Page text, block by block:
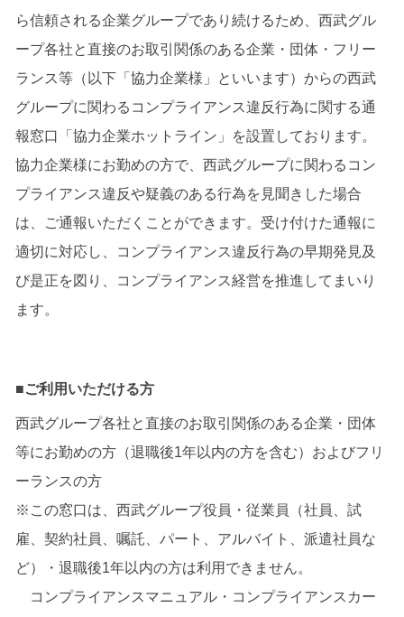
ら信頼される企業グループであり続けるため、西武グル
ープ各社と直接のお取引関係のある企業・団体・フリー
ランス等（以下「協力企業様」といいます）からの西武
グループに関わるコンプライアンス違反行為に関する通
報窓口「協力企業ホットライン」を設置しております。
協力企業様にお勤めの方で、西武グループに関わるコン
プライアンス違反や疑義のある行為を見聞きした場合
は、ご通報いただくことができます。受け付けた通報に
適切に対応し、コンプライアンス違反行為の早期発見及
び是正を図り、コンプライアンス経営を推進してまいり
ます。
■ご利用いただける方
西武グループ各社と直接のお取引関係のある企業・団体
等にお勤めの方（退職後1年以内の方を含む）およびフリ
ーランスの方
※この窓口は、西武グループ役員・従業員（社員、試
雇、契約社員、嘱託、パート、アルバイト、派遣社員な
ど）・退職後1年以内の方は利用できません。
コンプライアンスマニュアル・コンプライアンスカー